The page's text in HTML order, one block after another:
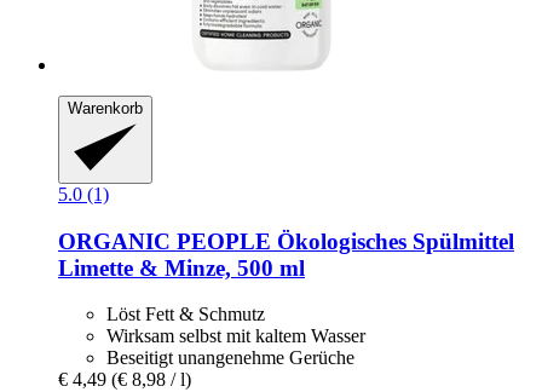
Warenkorb
5.0 (1)
ORGANIC PEOPLE Ökologisches Spülmittel
Limette & Minze, 500 ml
Löst Fett & Schmutz
Wirksam selbst mit kaltem Wasser
Beseitigt unangenehme Gerüche
€ 4,49 (€ 8,98 / l)